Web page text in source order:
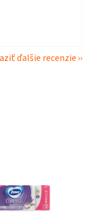
ďalšie recenzie